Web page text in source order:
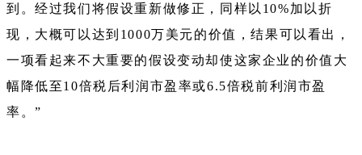
到。经过我们将假设重新做修正，同样以10%加以折
现，大概可以达到1000万美元的价值，结果可以看出，
一项看起来不大重要的假设变动却使这家企业的价值大
幅降低至10倍税后利润市盈率或6.5倍税前利润市盈
率。”